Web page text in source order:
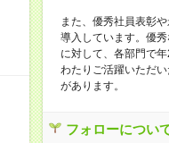
また、優秀社員表彰
導入しています。優
に対して、各部門で
わたりご活躍いただ
があります。
フォローについ